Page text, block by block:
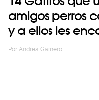
amigos perros
y a ellos les
Por Andrea Gamero